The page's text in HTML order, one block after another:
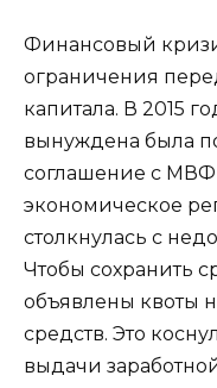
Финансовый
ограничения
капитала. В 2015
вынуждена была
соглашение с
экономическое
столкнулась с
Чтобы сохранить
объявлены квоты
средств. Это
выдачи